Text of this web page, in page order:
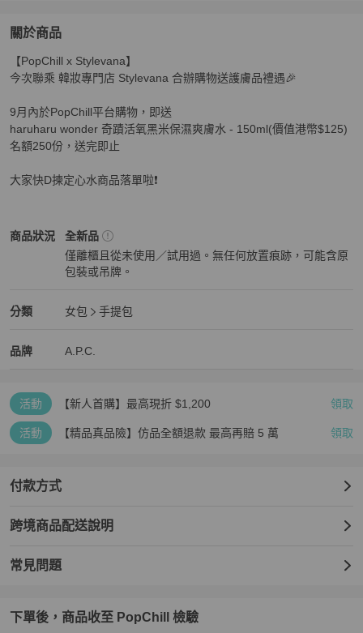
關於商品
關於[已結束] PopChill x Stylevana 9月購物送護膚品
【PopChill x Stylevana】
今次聯乘 韓妝專門店 Stylevana 合辦購物送護膚品禮遇🎉
9月內於PopChill平台購物，即送
haruharu wonder 奇蹟活氧黑米保濕爽膚水 - 150ml(價值港幣$125)
名額250份，送完即止
大家快D揀定心水商品落單啦❗
商品狀況
A.P.C.女包 商品狀態與細節
全新品
僅離櫃且從未使用／試用過。無任何放置痕跡，可能含原
包裝或吊牌。
分類
A.P.C. 分類資訊
女包
手提包
品牌
A.P.C. 女包品牌介紹
A.P.C.
A.P.C. 推薦清單
活動 【新人首購】最高現折 $1,200 領取
活動 【精品真品險】仿品全額退款 最高再賠 5 萬 領取
付款方式
跨境商品配送說明
常見問題
下單後，商品收至 PopChill 檢驗